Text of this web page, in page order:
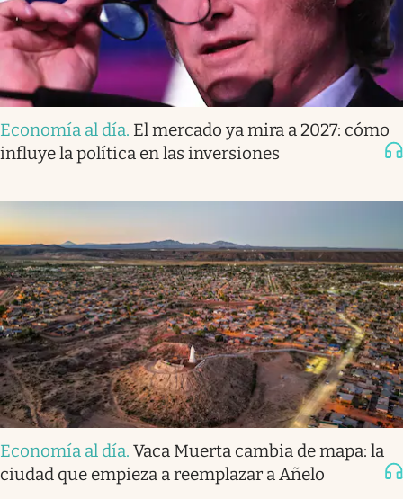
Economía al día. El mercado ya mira a 2027: cómo
influye la política en las inversiones
Economía al día. Vaca Muerta cambia de mapa: la
ciudad que empieza a reemplazar a Añelo